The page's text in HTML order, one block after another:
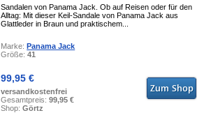
Sandalen von Panama Jack. Ob auf Reisen oder für den
Alltag: Mit dieser Keil-Sandale von Panama Jack aus
Glattleder in Braun und praktischem...
Marke:Panama Jack
Größe:41
99,95 €
versandkostenfrei
Gesamtpreis:99,95 €
Shop:Görtz